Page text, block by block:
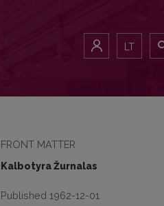
LT
FRONT MATTER
Kalbotyra Žurnalas
Published 1962-12-01